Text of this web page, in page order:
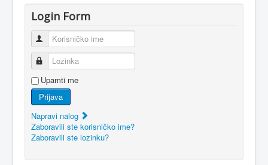
Login Form
Korisničko ime
Lozinka
Upamti me
Prijava
Napravi nalog
Zaboravili ste korisničko ime?
Zaboravili ste lozinku?